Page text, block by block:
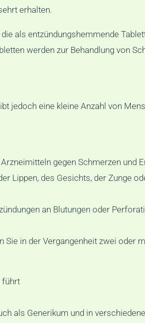
erhalten.
als entzündungshemmende
werden zur Behandlung von
jedoch eine kleine Anzahl von
gegen Schmerzen und
Lippen, des Gesichts, der Zunge
an Blutungen oder
in der Vergangenheit zwei oder
führt
als Generikum und in